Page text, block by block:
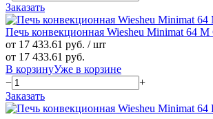
Заказать
Печь конвекционная Wiesheu Minimat 64 M
от 17 433.61 руб. / шт
от 17 433.61 руб.
В корзинуУже в корзине
−
+
Заказать